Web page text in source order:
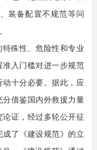
装备配置不规范等问
殊性、危险性和专业
入门槛对进一步规范
十分必要。据此，应
借鉴国内外救援力量
证，经过多轮公开征
了《建设规范》的立